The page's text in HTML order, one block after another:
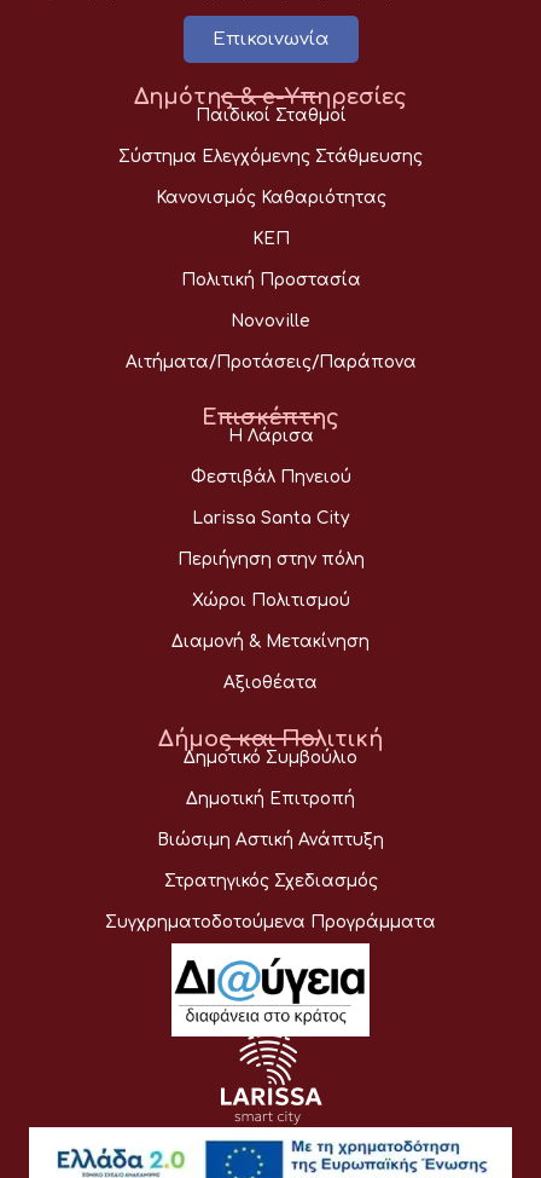
Επικοινωνία
Δημότης & e-Υπηρεσίες
Παιδικοί Σταθμοί
Σύστημα Ελεγχόμενης Στάθμευσης
Κανονισμός Καθαριότητας
ΚΕΠ
Πολιτική Προστασία
Novoville
Αιτήματα/Προτάσεις/Παράπονα
Επισκέπτης
Η Λάρισα
Φεστιβάλ Πηνειού
Larissa Santa City
Περιήγηση στην πόλη
Χώροι Πολιτισμού
Διαμονή & Μετακίνηση
Αξιοθέατα
Δήμος και Πολιτική
Δημοτικό Συμβούλιο
Δημοτική Επιτροπή
Βιώσιμη Αστική Ανάπτυξη
Στρατηγικός Σχεδιασμός
Συγχρηματοδοτούμενα Προγράμματα